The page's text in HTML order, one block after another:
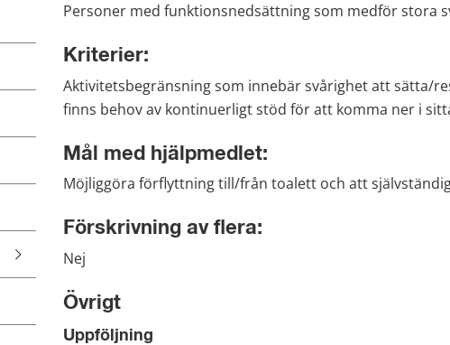
Personer med funktionsnedsättning som medför stora
Kriterier:
Aktivitetsbegränsning som innebär svårighet att sätta/
finns behov av kontinuerligt stöd för att komma ner i
Mål med hjälpmedlet:
Möjliggöra förflyttning till/från toalett och att
Förskrivning av flera:
Nej
Övrigt
Uppföljning